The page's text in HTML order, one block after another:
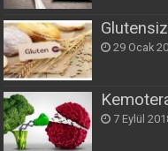
29 Ocak
7 Eylül